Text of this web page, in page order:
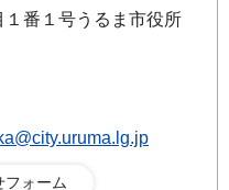
１番１号うるま市役所